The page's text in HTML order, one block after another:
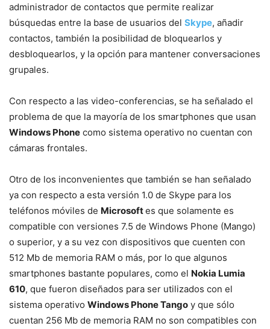
administrador de contactos que permite realizar
búsquedas entre la base de usuarios del Skype, añadir
contactos, también la posibilidad de bloquearlos y
desbloquearlos, y la opción para mantener conversaciones
grupales.
Con respecto a las video-conferencias, se ha señalado el
problema de que la mayoría de los smartphones que usan
Windows Phone como sistema operativo no cuentan con
cámaras frontales.
Otro de los inconvenientes que también se han señalado
ya con respecto a esta versión 1.0 de Skype para los
teléfonos móviles de Microsoftes que solamente es
compatible con versiones 7.5 de Windows Phone (Mango)
o superior, y a su vez con dispositivos que cuenten con
512 Mb de memoria RAM o más, por lo que algunos
smartphones bastante populares, como el Nokia Lumia
610, que fueron diseñados para ser utilizados con el
sistema operativo Windows Phone Tango y que sólo
cuentan 256 Mb de memoria RAM no son compatibles con